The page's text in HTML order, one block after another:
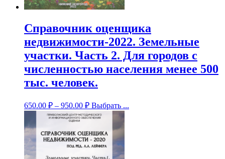
Справочник оценщика
недвижимости-2022. Земельные
участки. Часть 2. Для городов с
численностью населения менее 500
тыс. человек.
650.00 ₽ – 950.00 ₽ Выбрать ...